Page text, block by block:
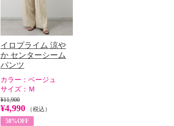
イロプライム 涼や
か センターシーム
パンツ
カラー： ベージュ
サイズ： Ｍ
¥11,900
¥4,990
（税込）
58%OFF